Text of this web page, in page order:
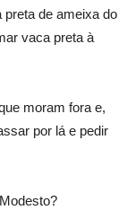
de ameixa do
vaca preta à
moram fora e,
por lá e pedir